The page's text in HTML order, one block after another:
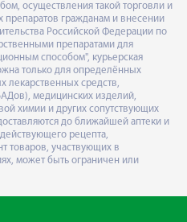
осуществления такой торговли и
препаратов гражданам и внесении
Российской Федерации по
препаратами для
способом", курьерская
только для определённых
лекарственных средств,
медицинских изделий,
химии и других сопутствующих
до ближайшей аптеки и
рецепта,
товаров, участвующих в
может быть ограничен или